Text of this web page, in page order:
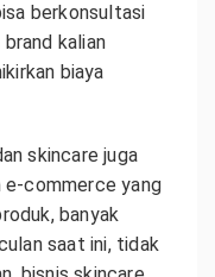
berkonsultasi
kalian
biaya
skincare juga
commerce yang
banyak
saat ini, tidak